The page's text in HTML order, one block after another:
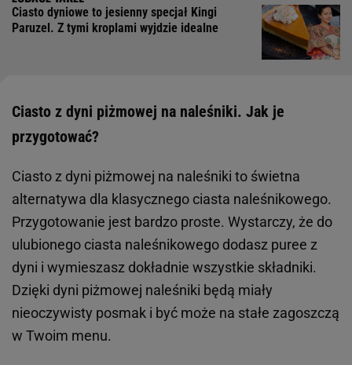
Ciasto dyniowe to jesienny specjał Kingi
Paruzel. Z tymi kroplami wyjdzie idealne
Ciasto z dyni piżmowej na naleśniki. Jak je
przygotować?
Ciasto z dyni piżmowej na naleśniki to świetna
alternatywa dla klasycznego ciasta naleśnikowego.
Przygotowanie jest bardzo proste. Wystarczy, że do
ulubionego ciasta naleśnikowego dodasz puree z
dyni i wymieszasz dokładnie wszystkie składniki.
Dzięki dyni piżmowej naleśniki będą miały
nieoczywisty posmak i być może na stałe zagoszczą
w Twoim menu.